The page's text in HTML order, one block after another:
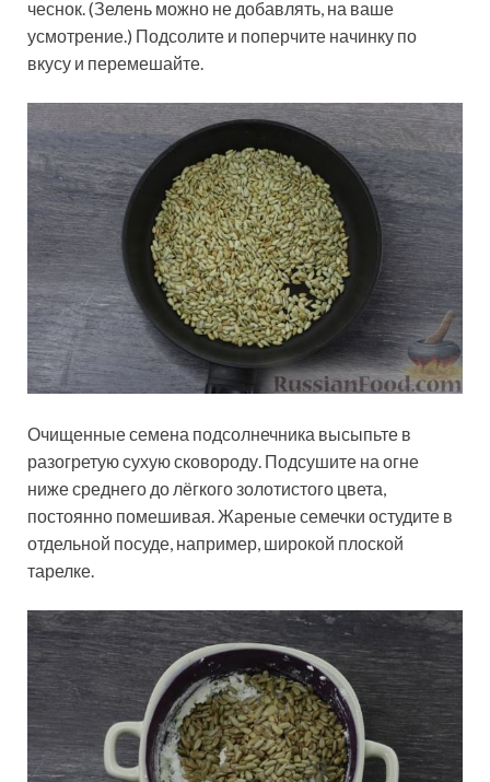
чеснок. (Зелень можно не добавлять, на ваше
усмотрение.) Подсолите и поперчите начинку по
вкусу и перемешайте.
Очищенные семена подсолнечника высыпьте в
разогретую сухую сковороду. Подсушите на огне
ниже среднего до лёгкого золотистого цвета,
постоянно помешивая. Жареные семечки остудите в
отдельной посуде, например, широкой плоской
тарелке.